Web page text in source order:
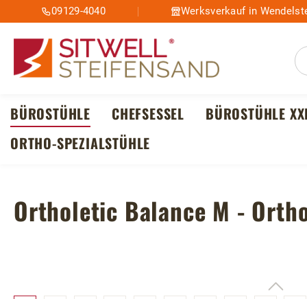
Hauptinhalt springen
Zur Suche springen
Zur Hauptnavigation springen
09129-4040 Werksverkauf in
BÜROSTÜHLE CHEFSESSEL BÜROSTÜHLE
ORTHO-SPEZIALSTÜHLE
Ortholetic Balance M -